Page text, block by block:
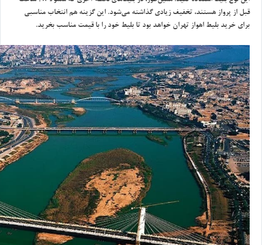
قبل از پرواز هستند، تخفيف زيادي گذاشته مي‌شود. اين گزينه هم انتخاب مناسبي
براي خريد بليط اهواز تهران خواهد بود تا بليط خود را با قيمت مناسب بخريد.